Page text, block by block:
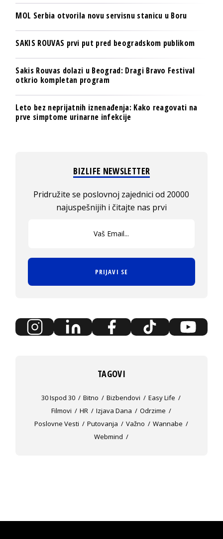
MOL Serbia otvorila novu servisnu stanicu u Boru
SAKIS ROUVAS prvi put pred beogradskom publikom
Sakis Rouvas dolazi u Beograd: Dragi Bravo Festival
otkrio kompletan program
Leto bez neprijatnih iznenađenja: Kako reagovati na
prve simptome urinarne infekcije
BIZLIFE NEWSLETTER
Pridružite se poslovnoj zajednici od 20000
najuspešnijih i čitajte nas prvi
PRIJAVI SE
TAGOVI
30 Ispod 30 Bitno Bizbendovi
Easy Life
Filmovi
HR Izjava Dana
Odrzime
Poslovne Vesti
Putovanja Važno
Wannabe
Webmind